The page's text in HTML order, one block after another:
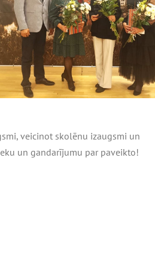
veicinot skolēnu izaugsmi un
un gandarījumu par paveikto!